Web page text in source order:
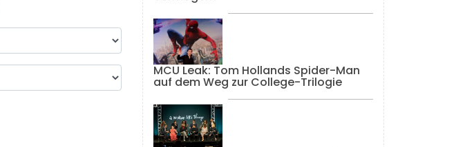
MCU Leak: Tom Hollands Spider-Man
auf dem Weg zur College-Trilogie